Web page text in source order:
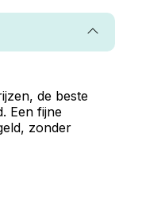
de beste
Een fijne
zonder